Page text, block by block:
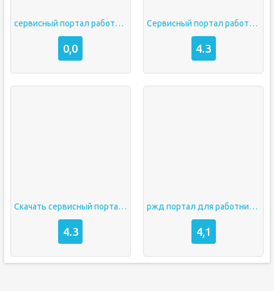
сервисный портал работника оао ржд скачать
0,0
Сервисный портал работника ржд скачать на андроид
4.3
Скачать сервисный портал ржд
4.3
ржд портал для работников
4,1